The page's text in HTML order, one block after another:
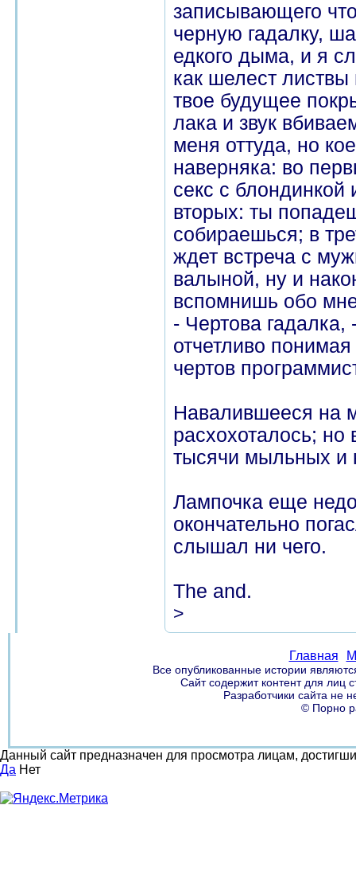
записывающего
черную гадалку,
едкого дыма, и я
как шелест
твое будущее
лака и звук
меня оттуда, но
наверняка: во
секс с
вторых: ты
собираешься; в
ждет встреча с
валыной, ну и
вспомнишь обо
- Чертова гадалка,
отчетливо
чертов
Навалившееся на
расхохоталось; но
тысячи мыльных и
Лампочка еще
окончательно
слышал ни чего.
The and.
>
Главная
Все опубликованные истории
Сайт содержит контент для лиц
Разработчики сайта не
© Порно
Данный сайт предназначен для просмотра лицам,
Да Нет